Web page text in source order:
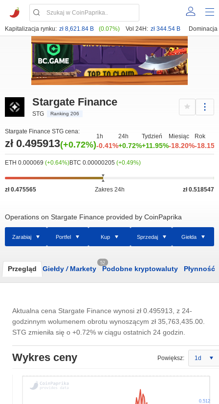
Kapitalizacja rynku: zł 8,621.84 B (0.07%) Vol 24H: zł 344.54 B Dominacja
Stargate Finance
STG Ranking 206
Stargate Finance STG cena:
zł 0.495913(+0.72%)
1h
-0.41%
24h
+0.72%
Tydzień
+11.95%
Miesiąc
-18.20%
Rok
-
ETH 0.000069 (+0.64%)BTC 0.00000205 (+0.49%)
zł 0.475565 Zakres 24h zł 0.518547
Operations on Stargate Finance provided by CoinPaprika
Zarabiaj Portfel Kup Sprzedaj Giełda
Przegląd Giełdy /Markety
52
Podobne kryptowaluty Płynność
Aktualna cena Stargate Finance wynosi zł 0.495913 , z 24-
godzinnym wolumenem obrotu wynoszącym zł 35,763,435.00
STG zmieniła się o +0.72% w ciągu ostatnich 24 godzin.
Wykres ceny Powiększ: 1d
0.512